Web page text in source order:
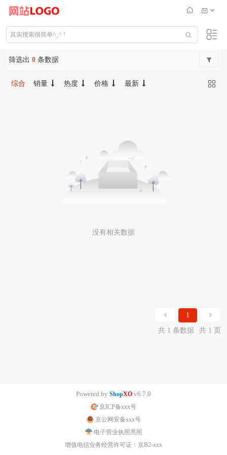
筛选出 0 条数据
综合 销量 热度 价格 最新
没有相关数据
1
共 1 条数据
共 1 页
Powered by ShopXO v6.7.0
京ICP备xxx号
京公网安备xxx号
电子营业执照亮照
增值电信业务经营许可证：京B2-xxx